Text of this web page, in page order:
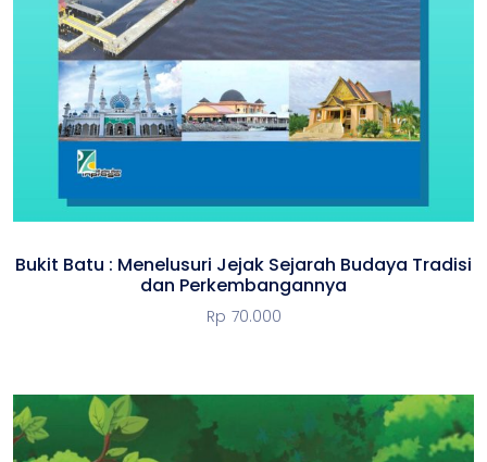
Bukit Batu : Menelusuri Jejak Sejarah Budaya Tradisi
dan Perkembangannya
Rp 70.000